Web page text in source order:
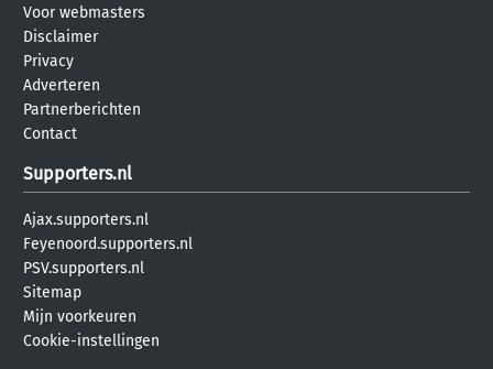
Voor webmasters
Disclaimer
Privacy
Adverteren
Partnerberichten
Contact
Supporters.nl
Ajax.supporters.nl
Feyenoord.supporters.nl
PSV.supporters.nl
Sitemap
Mijn voorkeuren
Cookie-instellingen